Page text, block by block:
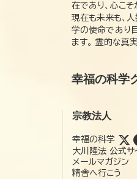
在であり、心こ
現在も未来も、
学の使命であり
ます。 霊的な真
幸福の科学
宗教法人
幸福の科学
大川隆法 公式サ
メールマガジン
精舎へ行こう